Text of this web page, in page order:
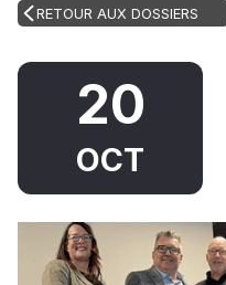
RETOUR AUX DOSSIERS
20
OCT